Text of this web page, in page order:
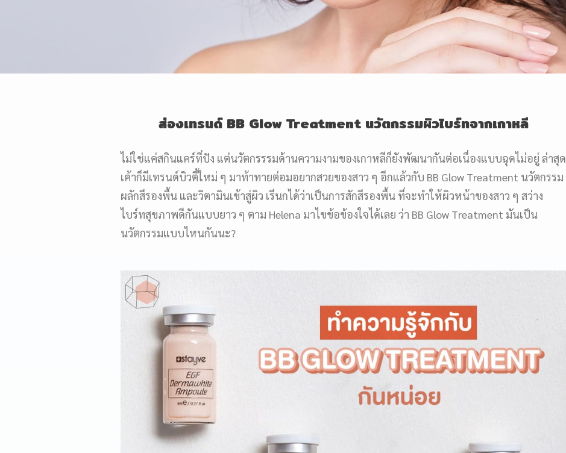
ส่องเทรนด์ BB Glow Treatmentนวัตกรรมผิวไบร์ทจากเกาหลี
ไม่ใช่แค่สกินแคร์ที่ปัง แต่นวัตกรรรมด้านความงามของเกาหลีก็ยังพัฒนากันต่อเนื่องแบบฉุดไม่อยู่ ล่าสุด
เค้าก็มีเทรนด์บิวตี้ใหม่ ๆ มาท้าทายต่อมอยากสวยของสาว ๆ อีกแล้วกับ BB Glow Treatment นวัตกรรม
ผลักสีรองพื้น และวิตามินเข้าสู่ผิว เรีนกได้ว่าเป็นการสักสีรองพื้น ที่จะทำให้ผิวหน้าของสาว ๆ สว่าง
ไบร์ทสุขภาพดีกันแบบยาว ๆ ตาม Helena มาไขข้อข้องใจได้เลย ว่า BB Glow Treatment มันเป็น
นวัตกรรมแบบไหนกันนะ?